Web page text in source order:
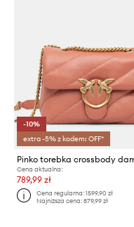
-10%
extra -5% z kodem: OFF*
Cena aktualna:
789,99 zł
Cena regularna:1599,90 zł
Najniższa cena:879,99 zł